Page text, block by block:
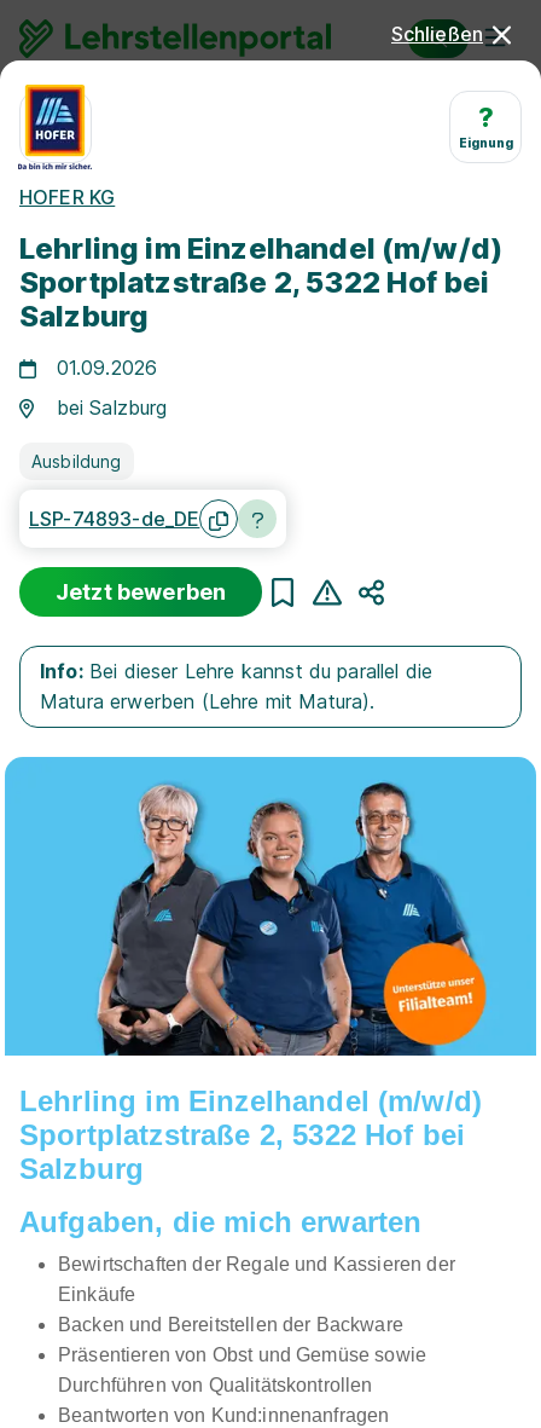
Lehrstellen
Lehrstellen
Einzelhandelskaufmann/-
frau 2026
Freie Stellen finden
Sortierung Beginn Schulabschluss
Suche zurücksetzen
Infos zum Beruf Einzelhandelskaufmann
411 offene Lehrstellen
Lehrling Einzelhandel (m/w/d) mömax Österreich
01.08.2026
6063 Rum
Lehrling Einzelhandel (m/w/d)
Schließen
?
Eignung
HOFER KG
Lehrling im Einzelhandel (m/w/d)
Sportplatzstraße 2, 5322 Hof bei
Salzburg
01.09.2026
bei Salzburg
Ausbildung
LSP-74893-de_DE
Jetzt bewerben
Info: Bei dieser Lehre kannst du parallel die
Matura erwerben (Lehre mit Matura).
Lehrling im Einzelhandel (m/w/d)
Sportplatzstraße 2, 5322 Hof bei
Salzburg
Aufgaben, die mich erwarten
Bewirtschaften der Regale und Kassieren der
Einkäufe
Backen und Bereitstellen der Backware
Präsentieren von Obst und Gemüse sowie
Durchführen von Qualitätskontrollen
Beantworten von Kund:innenanfragen